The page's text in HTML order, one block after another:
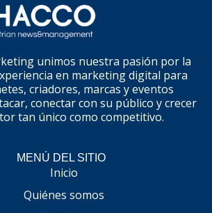
unimos nuestra pasión por la
en marketing digital para
criadores, marcas y eventos
conectar con su público y crecer
tan único como competitivo.
MENÚ DEL SITIO
Inicio
Quiénes somos